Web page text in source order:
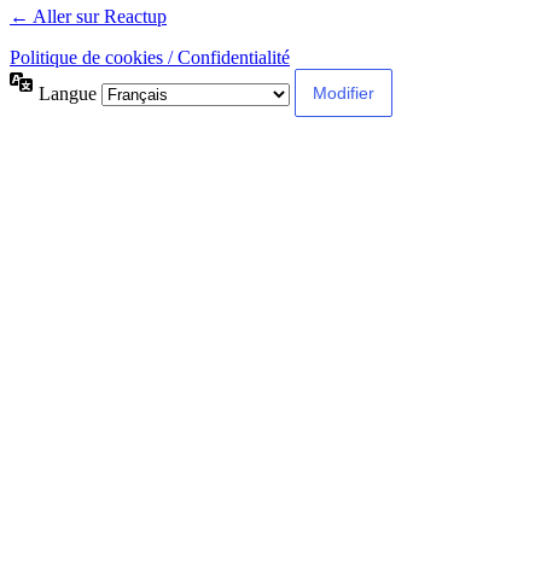
← Aller sur Reactup
Politique de cookies / Confidentialité
Langue